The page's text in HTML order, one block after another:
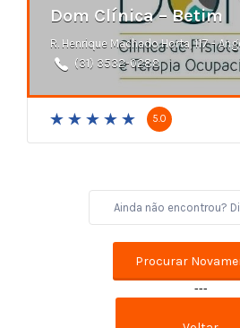
Dom Clínica – Betim
R. Henrique Machado Horta, 117 -
(31) 3532-0288
5.0
---